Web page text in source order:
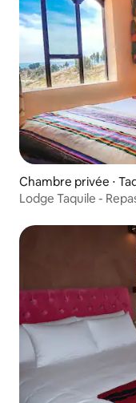
Chambre privée ⋅
Lodge Taquile -